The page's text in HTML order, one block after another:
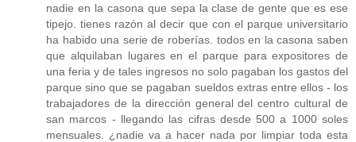
nadie en la casona que sepa la clase de gente que es ese
tipejo. tienes razón al decir que con el parque universitario
ha habido una serie de roberías. todos en la casona saben
que alquilaban lugares en el parque para expositores de
una feria y de tales ingresos no solo pagaban los gastos del
parque sino que se pagaban sueldos extras entre ellos - los
trabajadores de la dirección general del centro cultural de
san marcos - llegando las cifras desde 500 a 1000 soles
mensuales. ¿nadie va a hacer nada por limpiar toda esta